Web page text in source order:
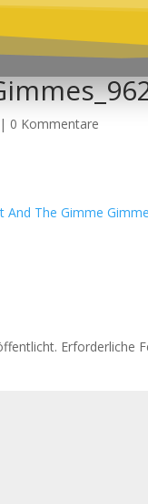
| 0 Kommentare
Erforderliche